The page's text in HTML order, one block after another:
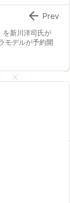
を新川洋司氏が
モデルが予約開
 Prev